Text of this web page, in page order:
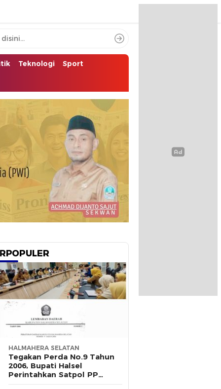
Teknologi Sport
HALMAHERA SELATAN
Tegakan Perda No.9 Tahun
2006, Bupati Halsel
Perintahkan Satpol PP
Terus Gelar Razia